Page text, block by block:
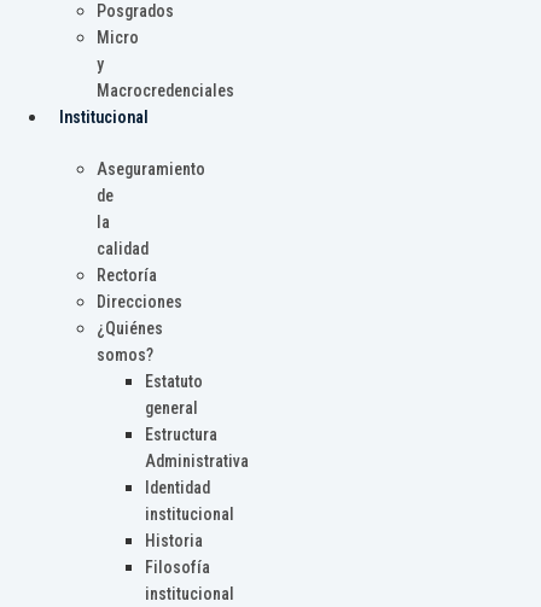
Posgrados
Micro
y
Macrocredenciales
Institucional
Aseguramiento
de
la
calidad
Rectoría
Direcciones
¿Quiénes
somos?
Estatuto
general
Estructura
Administrativa
Identidad
institucional
Historia
Filosofía
institucional